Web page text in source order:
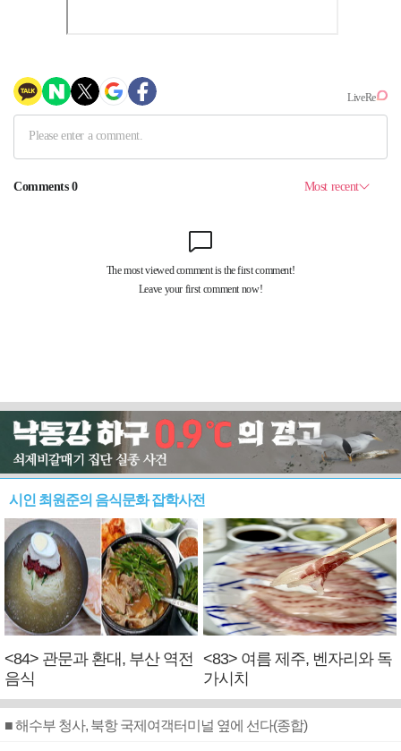
시인 최원준의 음식문화 잡학사전
<84> 관문과 환대, 부산 역전
음식
<83> 여름 제주, 벤자리와 독
가시치
■ 해수부 청사, 북항 국제여객터미널 옆에 선다(종합)